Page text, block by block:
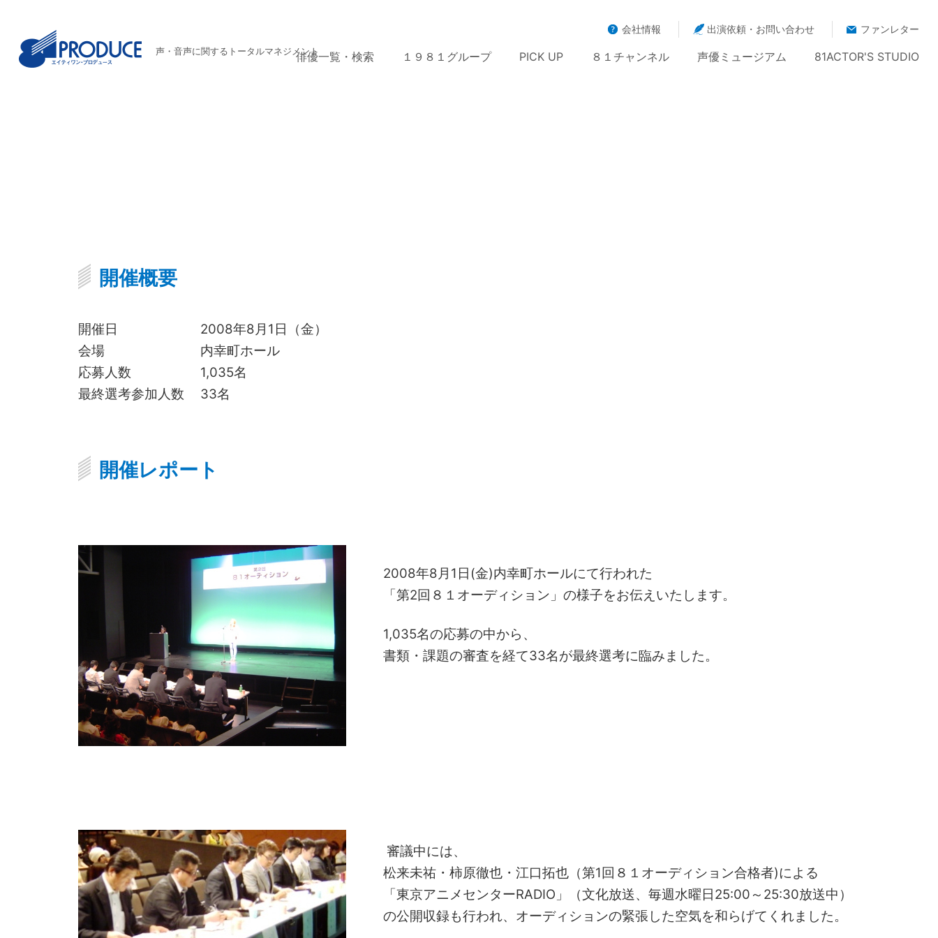
声・音声に関するトータルマネジメント
会社情報 出演依頼・お問い合わせ ファンレター
俳優一覧・検索 １９８１グループ PICK UP ８１チャンネル 声優ミュージアム 81ACTOR'S STUDIO
開催概要
開催日
2008年8月1日（金）
会場
内幸町ホール
応募人数
1,035名
最終選考参加人数
33名
開催レポート
2008年8月1日(金)内幸町ホールにて行われた
「第2回８１オーディション」の様子をお伝えいたします。
1,035名の応募の中から、
書類・課題の審査を経て33名が最終選考に臨みました。
審議中には、
松来未祐・柿原徹也・江口拓也（第1回８１オーディション合格者)による
「東京アニメセンターRADIO」（文化放送、毎週水曜日25:00～25:30放送中）
の公開収録も行われ、オーディションの緊張した空気を和らげてくれました。